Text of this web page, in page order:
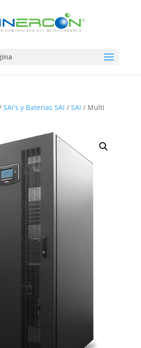
SAI's y Baterias SAI / SAI / Multi